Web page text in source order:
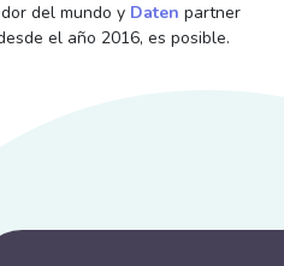
del mundo y Daten partner
el año 2016, es posible.